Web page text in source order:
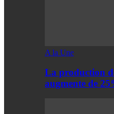
A la Une
La production
augmente de